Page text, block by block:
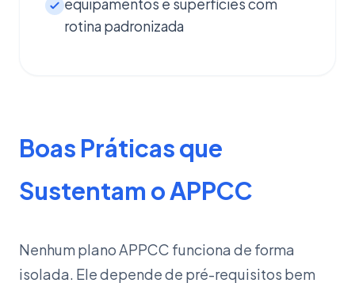
equipamentos e superfícies com
rotina padronizada
Boas Práticas que
Sustentam o APPCC
Nenhum plano APPCC funciona de forma
isolada. Ele depende de pré-requisitos bem